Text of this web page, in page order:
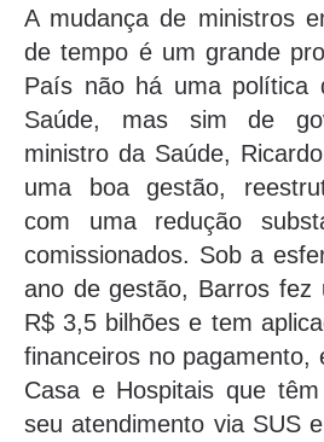
A mudança de ministros
de tempo é um grande
País não há uma política
Saúde, mas sim de
ministro da Saúde,
uma boa gestão,
com uma redução
comissionados. Sob a
ano de gestão, Barros fez
R$ 3,5 bilhões e tem
financeiros no pagamento,
Casa e Hospitais que
seu atendimento via SUS